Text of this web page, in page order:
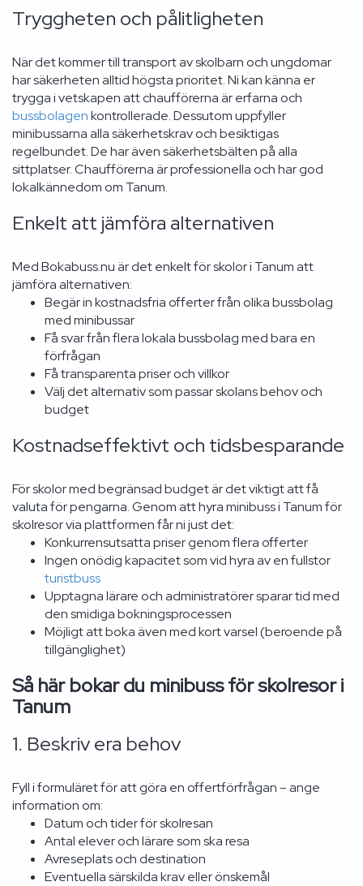
Tryggheten och pålitligheten
När det kommer till transport av skolbarn och ungdomar
har säkerheten alltid högsta prioritet. Ni kan känna er
trygga i vetskapen att chaufförerna är erfarna och
bussbolagenkontrollerade. Dessutom uppfyller
minibussarna alla säkerhetskrav och besiktigas
regelbundet. De har även säkerhetsbälten på alla
sittplatser. Chaufförerna är professionella och har god
lokalkännedom om Tanum.
Enkelt att jämföra alternativen
Med Bokabuss.nu är det enkelt för skolor i Tanum att
jämföra alternativen:
Begär in kostnadsfria offerter från olika bussbolag
med minibussar
Få svar från flera lokala bussbolag med bara en
förfrågan
Få transparenta priser och villkor
Välj det alternativ som passar skolans behov och
budget
Kostnadseffektivt och tidsbesparande
För skolor med begränsad budget är det viktigt att få
valuta för pengarna. Genom att hyra minibuss i Tanum för
skolresor via plattformen får ni just det:
Konkurrensutsatta priser genom flera offerter
Ingen onödig kapacitet som vid hyra av en fullstor
turistbuss
Upptagna lärare och administratörer sparar tid med
den smidiga bokningsprocessen
Möjligt att boka även med kort varsel (beroende på
tillgänglighet)
Så här bokar du minibuss för skolresor i
Tanum
1. Beskriv era behov
Fyll i formuläret för att göra en offertförfrågan – ange
information om:
Datum och tider för skolresan
Antal elever och lärare som ska resa
Avreseplats och destination
Eventuella särskilda krav eller önskemål